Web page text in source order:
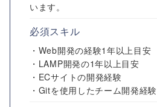
います。
必須スキル
・Web開発の経験1年以上目安
・LAMP開発の1年以上目安
・ECサイトの開発経験
・Gitを使用したチーム開発経験